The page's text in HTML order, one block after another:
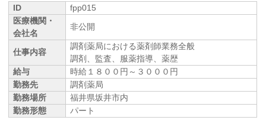
ID
fpp015
医療機関・
会社名
非公開
仕事内容
調剤薬局における薬剤師業務全般
調剤、監査、服薬指導、薬歴
給与
時給１８００円～３０００円
勤務先
調剤薬局
勤務場所
福井県坂井市内
勤務形態
パート